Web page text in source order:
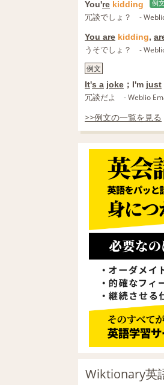
You're kidding 例
冗談でしょ？ -
You are kidding,
うそでしょ？
-
例文
It's a joke ；I'm just
冗談だよ - Weblio
>>例文の一覧を見る
Wiktionary英